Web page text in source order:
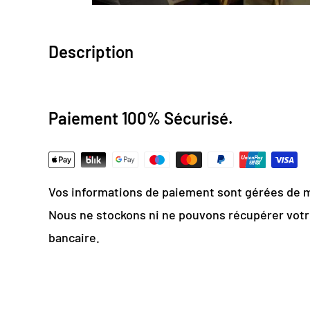
Description
Papier Peint Intissé : pose facile & durable
Vinyle & Toile anti-allergène
Matière ignifugée, antistatique et anti-
Personnalisez la chambre
Paiement 100% Sécurisé.
Vos informations de paiement sont gérées de
Nous ne stockons ni ne pouvons récupérer
bancaire.